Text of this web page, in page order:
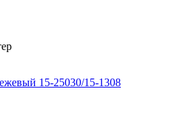
15-25030/15-1308